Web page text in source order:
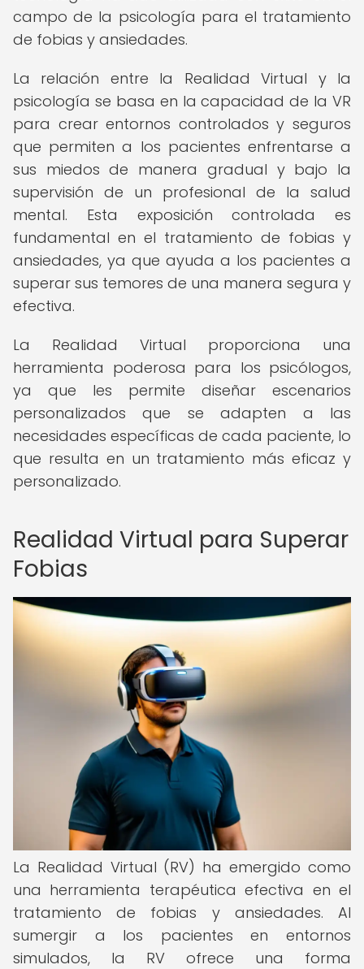
campo de la psicología para el tratamiento
de fobias y ansiedades.
La relación entre la Realidad Virtual y la
psicología se basa en la capacidad de la VR
para crear entornos controlados y seguros
que permiten a los pacientes enfrentarse a
sus miedos de manera gradual y bajo la
supervisión de un profesional de la salud
mental. Esta exposición controlada es
fundamental en el tratamiento de fobias y
ansiedades, ya que ayuda a los pacientes a
superar sus temores de una manera segura y
efectiva.
La Realidad Virtual proporciona una
herramienta poderosa para los psicólogos,
ya que les permite diseñar escenarios
personalizados que se adapten a las
necesidades específicas de cada paciente, lo
que resulta en un tratamiento más eficaz y
personalizado.
Realidad Virtual para Superar
Fobias
La Realidad Virtual (RV) ha emergido como
una herramienta terapéutica efectiva en el
tratamiento de fobias y ansiedades. Al
sumergir a los pacientes en entornos
simulados, la RV ofrece una forma